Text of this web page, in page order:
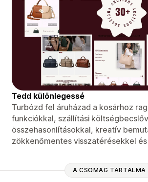
Tedd különlegessé
Turbózd fel áruházad a kosárhoz
funkciókkal, szállítási
összehasonlításokkal, kreatív
zökkenőmentes visszatérésekkel
A CSOMAG TARTALMA